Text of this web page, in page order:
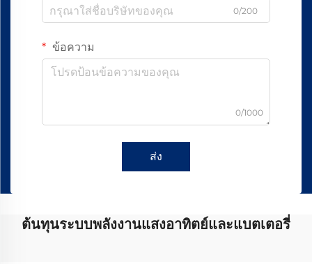
0/200
ข้อความ
0/1000
ส่ง
ต้นทุนระบบพลังงานแสงอาทิตย์และแบตเตอรี่